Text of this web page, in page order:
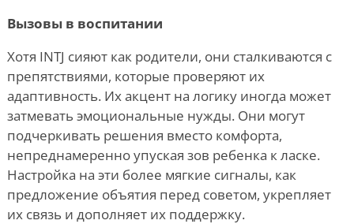
Вызовы в воспитании
Хотя INTJ сияют как родители, они сталкиваются с
препятствиями, которые проверяют их
адаптивность. Их акцент на логику иногда может
затмевать эмоциональные нужды. Они могут
подчеркивать решения вместо комфорта,
непреднамеренно упуская зов ребенка к ласке.
Настройка на эти более мягкие сигналы, как
предложение объятия перед советом, укрепляет
их связь и дополняет их поддержку.